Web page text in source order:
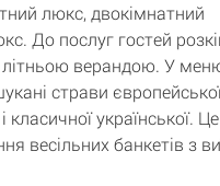
люкс, двокімнатний
До послуг гостей
літньою верандою. У
страви
української.
весільних банкетів з